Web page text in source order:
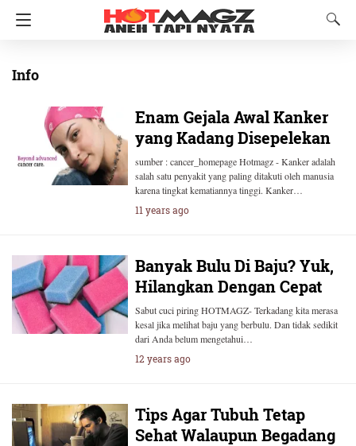
Info
Enam Gejala Awal Kanker
yang Kadang Disepelekan
sumber : cancer_homepage Hotmagz - Kanker adalah
salah satu penyakit yang paling ditakuti oleh manusia
karena tingkat kematiannya tinggi. Kanker…
11 years ago
Banyak Bulu Di Baju? Yuk,
Hilangkan Dengan Cepat
Sabut cuci piring HOTMAGZ- Terkadang kita merasa
kesal jika melihat baju yang berbulu. Dan tidak sedikit
dari Anda belum mengetahui…
12 years ago
Tips Agar Tubuh Tetap
Sehat Walaupun Begadang